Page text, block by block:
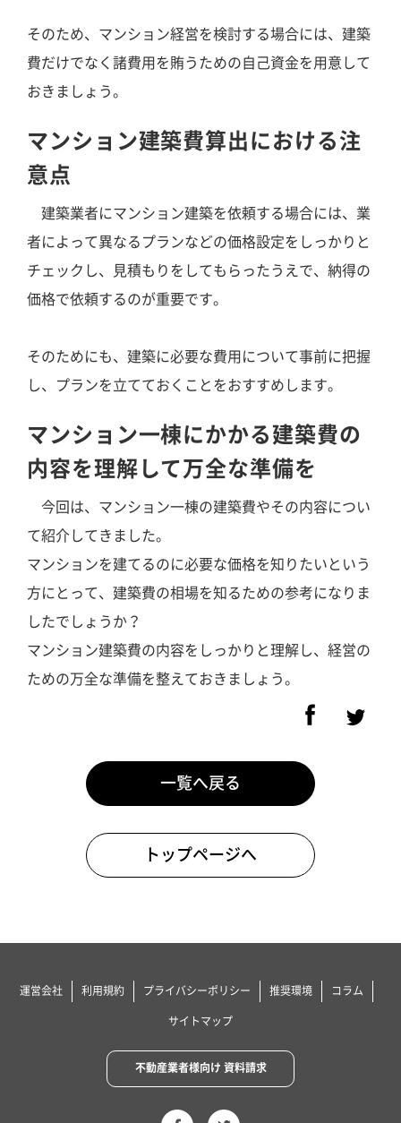
そのため、マンション経営を検討する場合には、建築
費だけでなく諸費用を賄うための自己資金を用意して
おきましょう。
マンション建築費算出における注
意点
建築業者にマンション建築を依頼する場合には、業
者によって異なるプランなどの価格設定をしっかりと
チェックし、見積もりをしてもらったうえで、納得の
価格で依頼するのが重要です。
そのためにも、建築に必要な費用について事前に把握
し、プランを立てておくことをおすすめします。
マンション一棟にかかる建築費の
内容を理解して万全な準備を
今回は、マンション一棟の建築費やその内容につい
て紹介してきました。
マンションを建てるのに必要な価格を知りたいという
方にとって、建築費の相場を知るための参考になりま
したでしょうか？
マンション建築費の内容をしっかりと理解し、経営の
ための万全な準備を整えておきましょう。
一覧へ戻る
トップページへ
運営会社 利用規約 プライバシーポリシー 推奨環境 コラム
サイトマップ
不動産業者様向け 資料請求